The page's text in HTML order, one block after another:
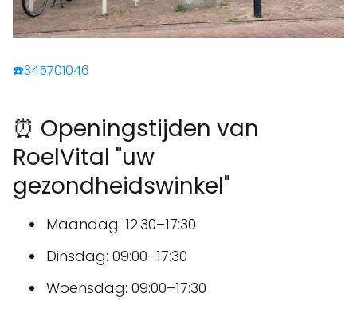
☎️345701046
⏰ Openingstijden van
RoelVital "uw
gezondheidswinkel"
Maandag: 12:30–17:30
Dinsdag: 09:00–17:30
Woensdag: 09:00–17:30